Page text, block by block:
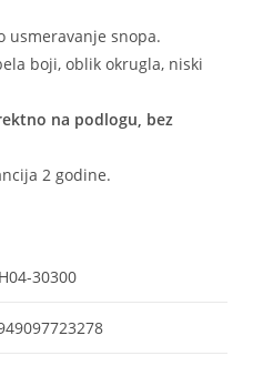
usmeravanje snopa.
boji, oblik okrugla, niski
na podlogu, bez
2 godine.
30300